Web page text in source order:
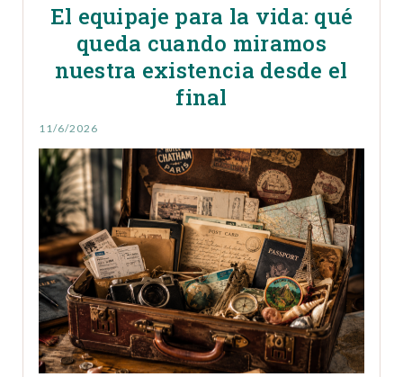
El equipaje para la vida: qué
queda cuando miramos
nuestra existencia desde el
final
11/6/2026